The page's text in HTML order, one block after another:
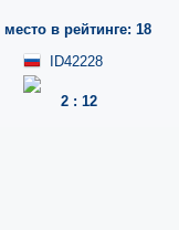
место в рейтинге: 18
ID42228
2: 12